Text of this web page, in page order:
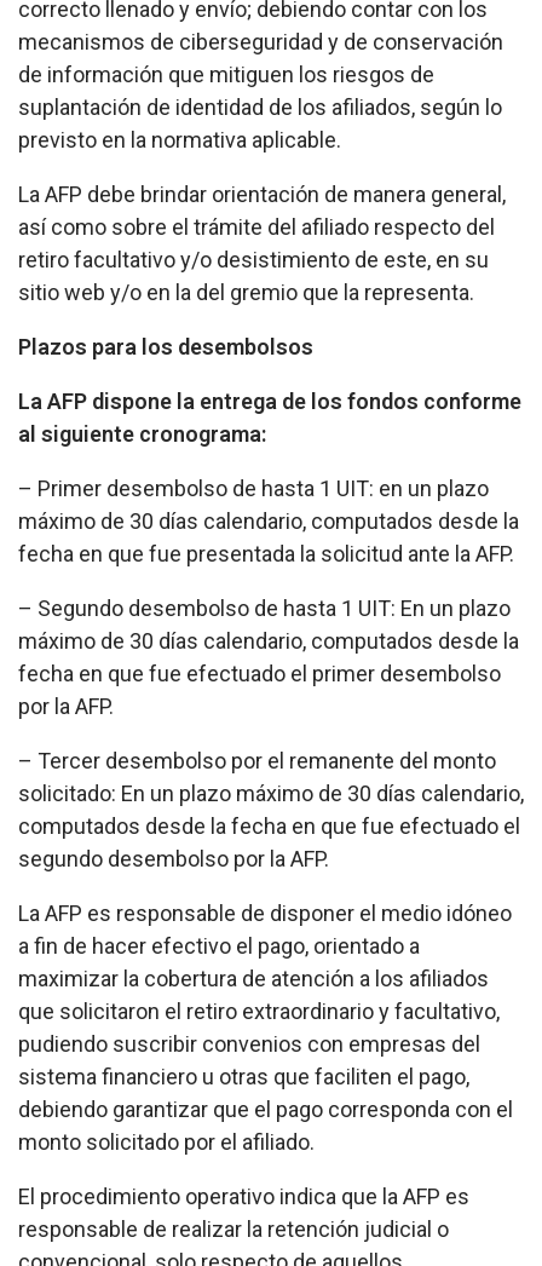
correcto llenado y envío; debiendo contar con los
mecanismos de ciberseguridad y de conservación
de información que mitiguen los riesgos de
suplantación de identidad de los afiliados, según lo
previsto en la normativa aplicable.
La AFP debe brindar orientación de manera general,
así como sobre el trámite del afiliado respecto del
retiro facultativo y/o desistimiento de este, en su
sitio web y/o en la del gremio que la representa.
Plazos para los desembolsos
La AFP dispone la entrega de los fondos conforme
al siguiente cronograma:
– Primer desembolso de hasta 1 UIT: en un plazo
máximo de 30 días calendario, computados desde la
fecha en que fue presentada la solicitud ante la AFP.
– Segundo desembolso de hasta 1 UIT: En un plazo
máximo de 30 días calendario, computados desde la
fecha en que fue efectuado el primer desembolso
por la AFP.
– Tercer desembolso por el remanente del monto
solicitado: En un plazo máximo de 30 días calendario,
computados desde la fecha en que fue efectuado el
segundo desembolso por la AFP.
La AFP es responsable de disponer el medio idóneo
a fin de hacer efectivo el pago, orientado a
maximizar la cobertura de atención a los afiliados
que solicitaron el retiro extraordinario y facultativo,
pudiendo suscribir convenios con empresas del
sistema financiero u otras que faciliten el pago,
debiendo garantizar que el pago corresponda con el
monto solicitado por el afiliado.
El procedimiento operativo indica que la AFP es
responsable de realizar la retención judicial o